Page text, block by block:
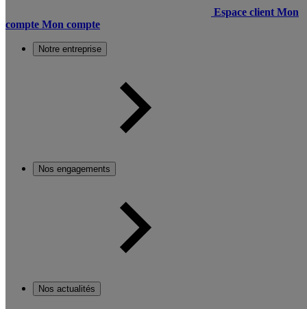
Espace client Mon
compte Mon compte
Notre entreprise
Nos engagements
Nos actualités